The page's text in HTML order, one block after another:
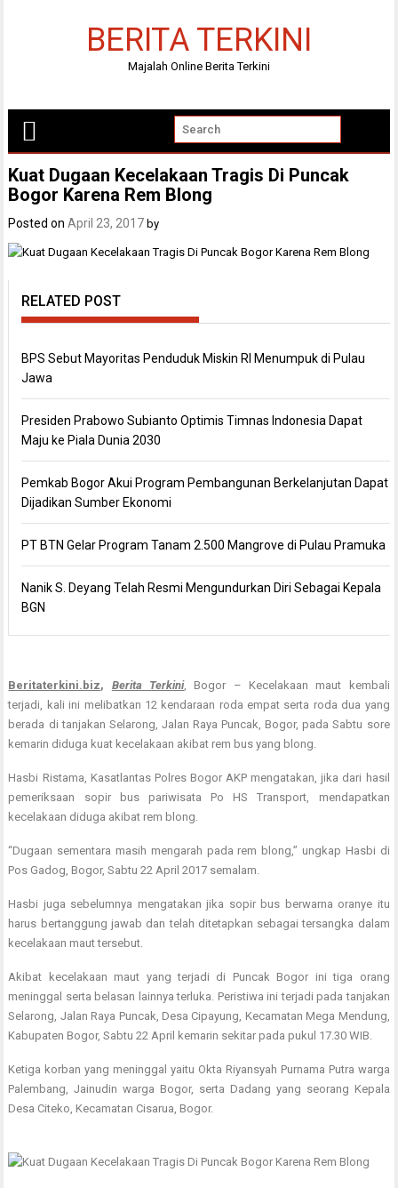
BERITA TERKINI
Majalah Online Berita Terkini
Kuat Dugaan Kecelakaan Tragis Di Puncak
Bogor Karena Rem Blong
Posted onApril 23, 2017 by
RELATED POST
BPS Sebut Mayoritas Penduduk Miskin RI Menumpuk di Pulau
Jawa
Presiden Prabowo Subianto Optimis Timnas Indonesia Dapat
Maju ke Piala Dunia 2030
Pemkab Bogor Akui Program Pembangunan Berkelanjutan Dapat
Dijadikan Sumber Ekonomi
PT BTN Gelar Program Tanam 2.500 Mangrove di Pulau Pramuka
Nanik S. Deyang Telah Resmi Mengundurkan Diri Sebagai Kepala
BGN
Beritaterkini.biz, Berita Terkini, Bogor – Kecelakaan maut kembali
terjadi, kali ini melibatkan 12 kendaraan roda empat serta roda dua yang
berada di tanjakan Selarong, Jalan Raya Puncak, Bogor, pada Sabtu sore
kemarin diduga kuat kecelakaan akibat rem bus yang blong.
Hasbi Ristama, Kasatlantas Polres Bogor AKP mengatakan, jika dari hasil
pemeriksaan sopir bus pariwisata Po HS Transport, mendapatkan
kecelakaan diduga akibat rem blong.
“Dugaan sementara masih mengarah pada rem blong,” ungkap Hasbi di
Pos Gadog, Bogor, Sabtu 22 April 2017 semalam.
Hasbi juga sebelumnya mengatakan jika sopir bus berwarna oranye itu
harus bertanggung jawab dan telah ditetapkan sebagai tersangka dalam
kecelakaan maut tersebut.
Akibat kecelakaan maut yang terjadi di Puncak Bogor ini tiga orang
meninggal serta belasan lainnya terluka. Peristiwa ini terjadi pada tanjakan
Selarong, Jalan Raya Puncak, Desa Cipayung, Kecamatan Mega Mendung,
Kabupaten Bogor, Sabtu 22 April kemarin sekitar pada pukul 17.30 WIB.
Ketiga korban yang meninggal yaitu Okta Riyansyah Purnama Putra warga
Palembang, Jainudin warga Bogor, serta Dadang yang seorang Kepala
Desa Citeko, Kecamatan Cisarua, Bogor.